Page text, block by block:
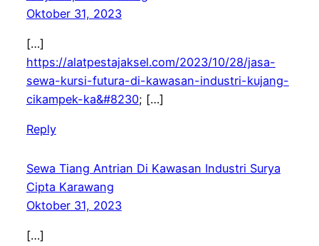
Oktober 31, 2023
[…]
https://alatpestajaksel.com/2023/10/28/jasa-
sewa-kursi-futura-di-kawasan-industri-kujang-
cikampek-ka&#8230; […]
Reply
Sewa Tiang Antrian Di Kawasan Industri Surya
Cipta Karawang
Oktober 31, 2023
[…]